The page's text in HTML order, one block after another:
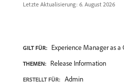
Letzte Aktualisierung: 6. August 2026
GILT FÜR: Experience Manager as a
THEMEN: Release Information
ERSTELLT FÜR: Admin